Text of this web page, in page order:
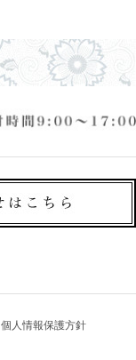
個人情報保護方針